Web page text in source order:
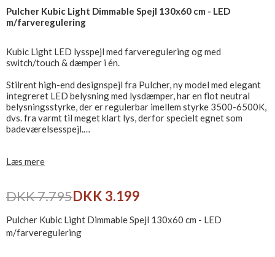
Pulcher Kubic Light Dimmable Spejl 130x60 cm - LED
m/farveregulering
Kubic Light LED lysspejl med farveregulering og med
switch/touch & dæmper i én.
Stilrent high-end designspejl fra Pulcher, ny model med elegant
integreret LED belysning med lysdæmper, har en flot neutral
belysningsstyrke, der er regulerbar imellem styrke 3500-6500K,
dvs. fra varmt til meget klart lys, derfor specielt egnet som
badeværelsesspejl.
Spejl dybde inkl. bagkant er 32 mm.
LED lysstribe i kanten af glasset, hvilket passer til ethvert
Pulcher Design LED belysningsspejle, leveres komplette og er
klar til montering, transformator er formonteret i samlebox på
Læs mere
DKK 7.795DKK 3.199
Pulcher Kubic Light Dimmable Spejl 130x60 cm - LED
m/farveregulering